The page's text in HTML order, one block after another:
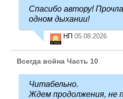
Спасибо автору!
одном дыхании!
НП 05.08.2026
Всегда война Часть 10
Читабельно.
Ждем продолжения, не